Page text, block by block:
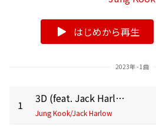
はじめから再生
2023年 - 1曲
1 3D (feat. Jack Harlow)
Jung Kook/Jack Harlow